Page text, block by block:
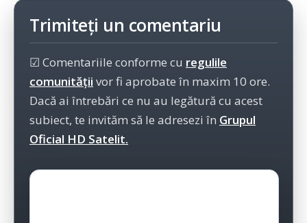
Trimiteți un comentariu
☑ Comentariile conforme cu regulile
comunității vor fi aprobate în maxim 10 ore.
Dacă ai întrebări ce nu au legătură cu acest
subiect, te invităm să le adresezi în Grupul
Oficial HD Satelit.